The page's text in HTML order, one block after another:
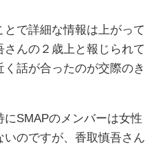
で詳細な情報は上がって
んの２歳上と報じられて
話が合ったのが交際のき
SMAPのメンバーは女性
のですが、香取慎吾さん